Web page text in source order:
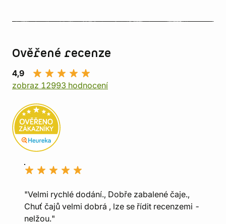
Ověřené recenze
4,9
zobraz 12993 hodnocení
"Velmi rychlé dodání., Dobře zabalené čaje.,
Chuť čajů velmi dobrá , lze se řídit recenzemi -
nelžou."